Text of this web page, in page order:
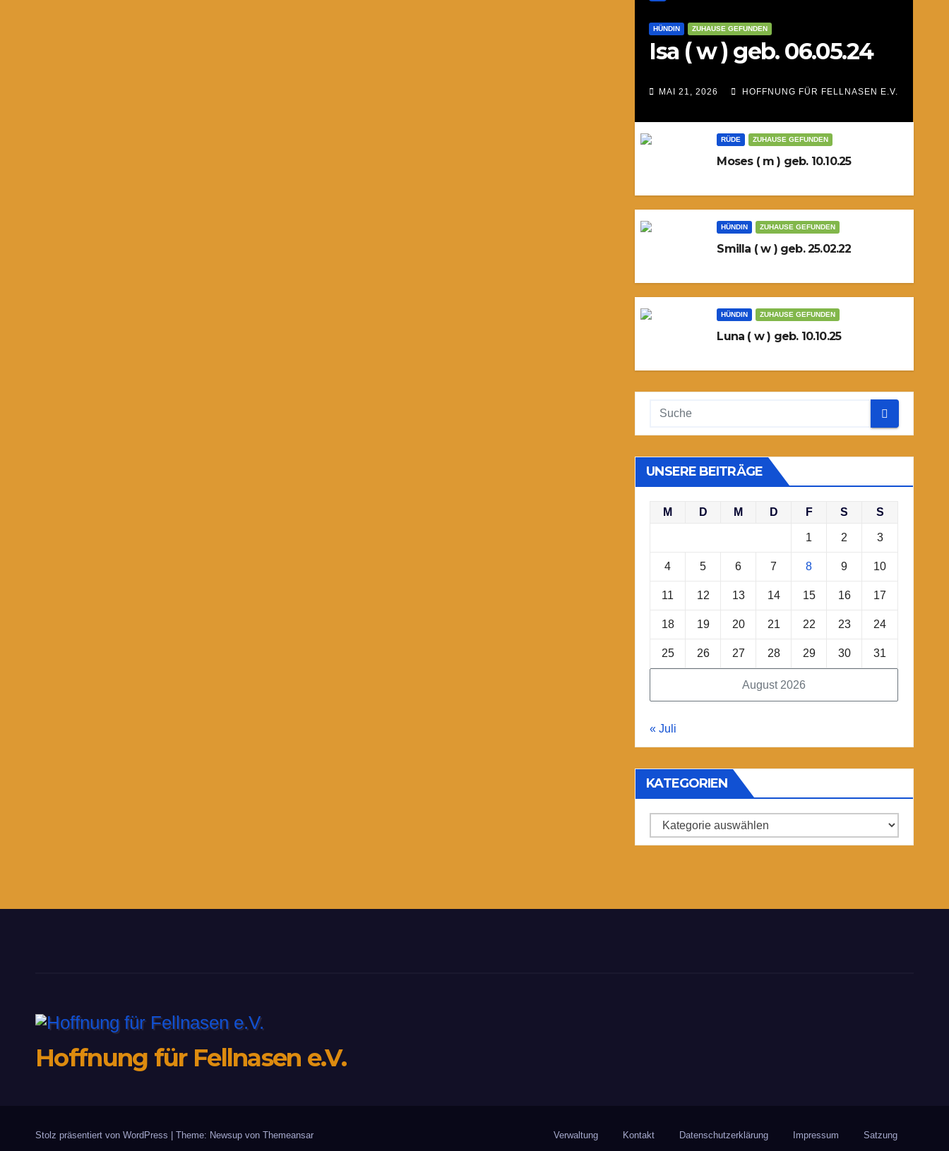
HÜNDIN ZUHAUSE GEFUNDEN
Isa ( w ) geb. 06.05.24
MAI 21, 2026 HOFFNUNG FÜR FELLNASEN E.V.
RÜDE ZUHAUSE GEFUNDEN
Moses ( m ) geb. 10.10.25
HÜNDIN ZUHAUSE GEFUNDEN
Smilla ( w ) geb. 25.02.22
HÜNDIN ZUHAUSE GEFUNDEN
Luna ( w ) geb. 10.10.25
UNSERE BEITRÄGE
August 2026
M D M D F S S
1 2 3
4 5 6 7 8 9 10
11 12 13 14 15 16 17
18 19 20 21 22 23 24
25 26 27 28 29 30 31
« Juli
KATEGORIEN
Kategorien
Hoffnung für Fellnasen e.V.
Stolz präsentiert von WordPress Theme: Newsup von Themeansar Verwaltung Kontakt Datenschutzerklärung Impressum Satzung